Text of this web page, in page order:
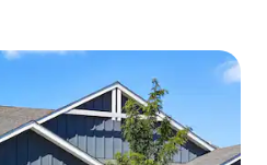
oznakom „Odabrali gosti”